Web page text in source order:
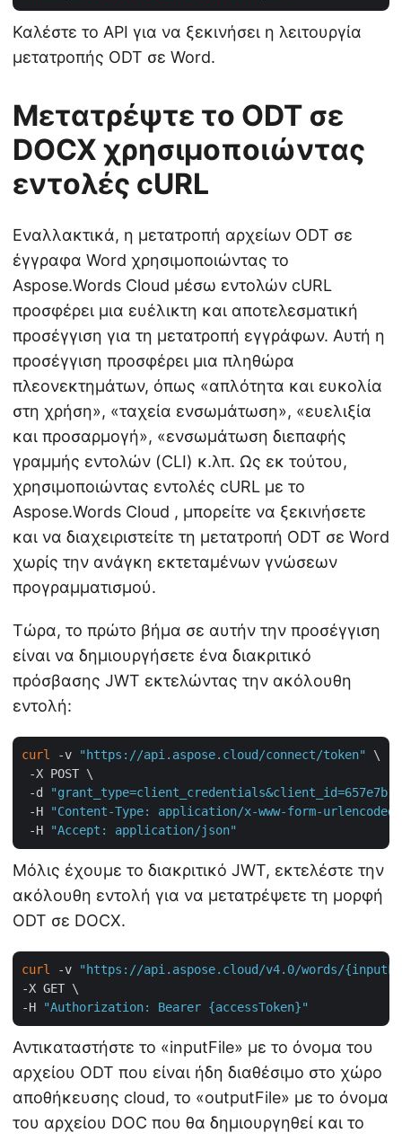
Καλέστε το API για να ξεκινήσει η λειτουργία
μετατροπής ODT σε Word.
Μετατρέψτε το ODT σε
DOCX χρησιμοποιώντας
εντολές cURL
Εναλλακτικά, η μετατροπή αρχείων ODT σε
έγγραφα Word χρησιμοποιώντας το
Aspose.Words Cloud μέσω εντολών cURL
προσφέρει μια ευέλικτη και αποτελεσματική
προσέγγιση για τη μετατροπή εγγράφων. Αυτή η
προσέγγιση προσφέρει μια πληθώρα
πλεονεκτημάτων, όπως «απλότητα και ευκολία
στη χρήση», «ταχεία ενσωμάτωση», «ευελιξία
και προσαρμογή», «ενσωμάτωση διεπαφής
γραμμής εντολών (CLI) κ.λπ. Ως εκ τούτου,
χρησιμοποιώντας εντολές cURL με το
Aspose.Words Cloud , μπορείτε να ξεκινήσετε
και να διαχειριστείτε τη μετατροπή ODT σε Word
χωρίς την ανάγκη εκτεταμένων γνώσεων
προγραμματισμού.
Τώρα, το πρώτο βήμα σε αυτήν την προσέγγιση
είναι να δημιουργήσετε ένα διακριτικό
πρόσβασης JWT εκτελώντας την ακόλουθη
εντολή:
curl -v "https://api.aspose.cloud/connect/token"
\
-X POST \
-d
"grant_type=client_credentials&client_id=657e7b18-
-H
"Content-Type: application/x-www-form-urlencoded"
-H
"Accept: application/json"
Μόλις έχουμε το διακριτικό JWT, εκτελέστε την
ακόλουθη εντολή για να μετατρέψετε τη μορφή
ODT σε DOCX.
curl -v
"https://api.aspose.cloud/v4.0/words/
-X GET \
-H
"Authorization: Bearer {accessToken}"
Αντικαταστήστε το «inputFile» με το όνομα του
αρχείου ODT που είναι ήδη διαθέσιμο στο χώρο
αποθήκευσης cloud, το «outputFile» με το όνομα
του αρχείου DOC που θα δημιουργηθεί και το